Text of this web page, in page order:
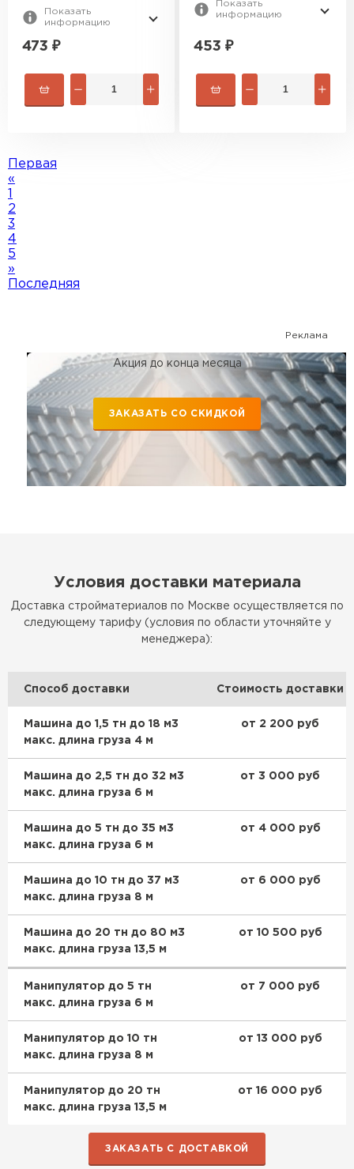
Показать
информацию
473 ₽
Показать
информацию
453 ₽
Первая
«
2
3
4
5
»
Последняя
Реклама
Акция до конца месяца
ЗАКАЗАТЬ СО СКИДКОЙ
Условия доставки материала
Доставка стройматериалов по Москве осуществляется по
следующему тарифу (условия по области уточняйте у
менеджера):
Способ доставки Стоимость доставки
Машина до 1,5 тн до 18 м3
макс. длина груза 4 м
от 2 200 руб
Машина до 2,5 тн до 32 м3
макс. длина груза 6 м
от 3 000 руб
Машина до 5 тн до 35 м3
макс. длина груза 6 м
от 4 000 руб
Машина до 10 тн до 37 м3
макс. длина груза 8 м
от 6 000 руб
Машина до 20 тн до 80 м3
макс. длина груза 13,5 м
от 10 500 руб
Манипулятор до 5 тн
макс. длина груза 6 м
от 7 000 руб
Манипулятор до 10 тн
макс. длина груза 8 м
от 13 000 руб
Манипулятор до 20 тн
макс. длина груза 13,5 м
от 16 000 руб
ЗАКАЗАТЬ С ДОСТАВКОЙ